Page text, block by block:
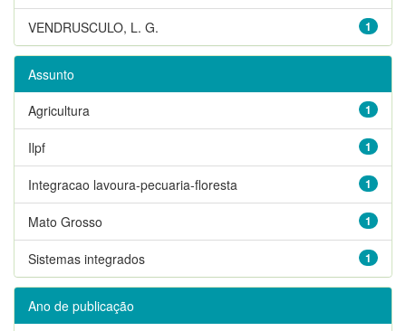
1
VENDRUSCULO, L. G.
Assunto
1
Agricultura
1
Ilpf
1
Integracao lavoura-pecuaria-floresta
1
Mato Grosso
1
Sistemas integrados
Ano de publicação